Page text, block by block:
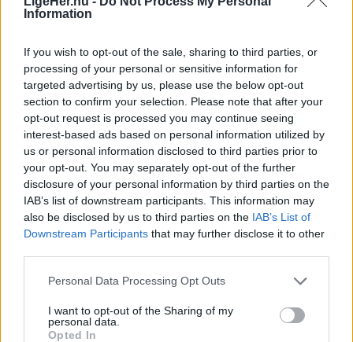
Information
If you wish to opt-out of the sale, sharing to third parties, or
processing of your personal or sensitive information for
targeted advertising by us, please use the below opt-out
section to confirm your selection. Please note that after your
opt-out request is processed you may continue seeing
interest-based ads based on personal information utilized by
us or personal information disclosed to third parties prior to
your opt-out. You may separately opt-out of the further
disclosure of your personal information by third parties on the
IAB’s list of downstream participants. This information may
also be disclosed by us to third parties on the IAB’s List of
Downstream Participants that may further disclose it to other
Personal Data Processing Opt Outs
I want to opt-out of the Sharing of my
personal data.
Opted In
Vejarbejde påvirker hovedvej i flere
Freja Hesthaven
Følg os på Discover
06. august 2026 kl. 06.01
FREDERIKSHAVN: I forbindelse med
fjernvarmearbejde på Nørregade i Frederikshavn
vil en stor del af gaden være afspærret i perioden
fra 12. august til 18. september.
Nørregade, der forbinder Hjørringvej og
Skagensvej, bliver spærret på strækningen fra
Vestergade til Nørregade 29A, hvor der skal
udskiftes hoved- og stikledninger til